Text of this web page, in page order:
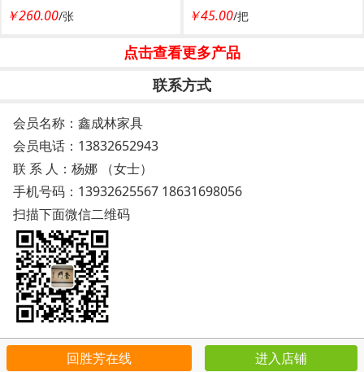
宿舍床 鑫成林家具
￥260.00/张 ￥45.00/把
点击查看更多产品
联系方式
会员名称：鑫成林家具
会员电话： 13832652943
联 系 人：杨娜 （女士）
手机号码： 13932625567 18631698056
扫描下面微信二维码
回胜芳在线 进入店铺